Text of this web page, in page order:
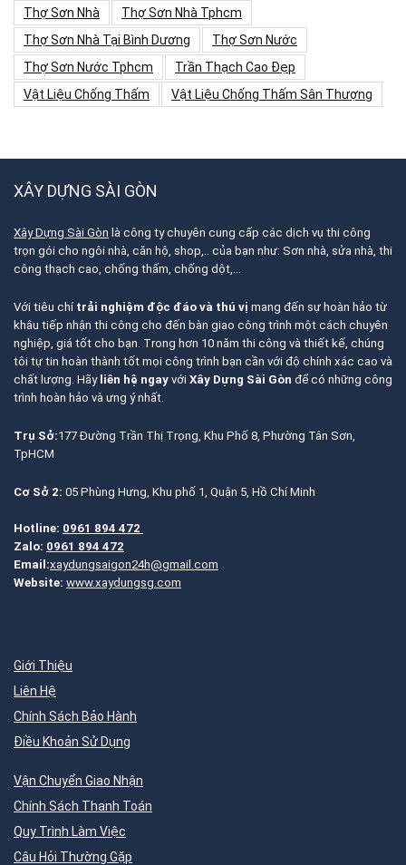
Thợ Sơn Nhà
Thợ Sơn Nhà Tphcm
Thợ Sơn Nhà Tại Bình Dương
Thợ Sơn Nước
Thợ Sơn Nước Tphcm
Trần Thạch Cao Đẹp
Vật Liệu Chống Thấm
Vật Liệu Chống Thấm Sân Thượng
XÂY DỰNG SÀI GÒN
Xây Dựng Sài Gòn là công ty chuyên cung cấp các dịch vụ thi công
trọn gói cho ngôi nhà, căn hộ, shop,.. của bạn như: Sơn nhà, sửa nhà, thi
công thạch cao, chống thấm, chống dột,…
Với tiêu chí trải nghiệm độc đáo và thú vị mang đến sự hoàn hảo từ
khâu tiếp nhận thi công cho đến bàn giao công trình một cách chuyên
nghiệp, giá tốt cho bạn. Trong hơn 10 năm thi công và thiết kế, chúng
tôi tự tin hoàn thành tốt mọi công trình bạn cần với độ chính xác cao và
chất lượng. Hãy liên hệ ngay với Xây Dựng Sài Gòn để có những công
trình hoàn hảo và ưng ý nhất.
Trụ Sở:177 Đường Trần Thị Trọng, Khu Phố 8, Phường Tân Sơn,
TpHCM
Cơ Sở 2: 05 Phùng Hưng, Khu phố 1, Quận 5, Hồ Chí Minh
Hotline: 0961 894 472
Zalo: 0961 894 472
Email:xaydungsaigon24h@gmail.com
Website: www.xaydungsg.com
Giới Thiệu
Liên Hệ
Chính Sách Bảo Hành
Điều Khoản Sử Dụng
Vận Chuyển Giao Nhận
Chính Sách Thanh Toán
Quy Trình Làm Việc
Câu Hỏi Thường Gặp